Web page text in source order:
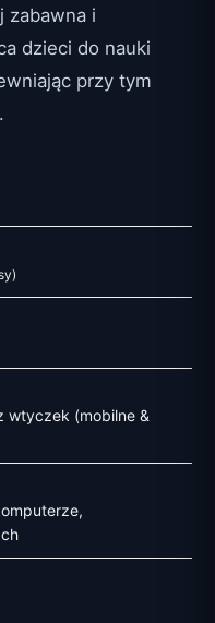
zabawna i
dzieci do nauki
przy tym
wtyczek (mobilne &